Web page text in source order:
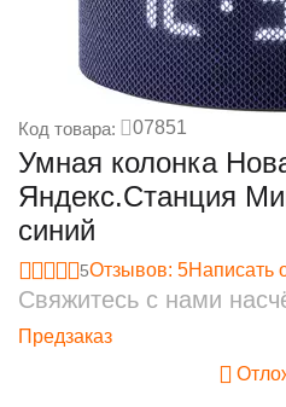
Код товара: 07851
Умная колонка
Яндекс.Станция
синий
5Отзывов: 5Написать
Свяжитесь с нами
Предзаказ